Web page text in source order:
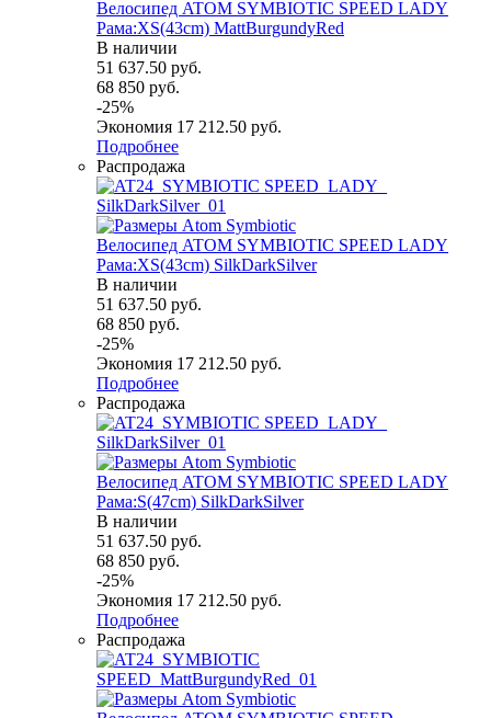
Велосипед ATOM SYMBIOTIC SPEED LADY
Рама:XS(43cm) MattBurgundyRed
В наличии
51 637.50 руб.
68 850 руб.
-25%
Экономия 17 212.50 руб.
Подробнее
Распродажа
Велосипед ATOM SYMBIOTIC SPEED LADY
Рама:XS(43cm) SilkDarkSilver
В наличии
51 637.50 руб.
68 850 руб.
-25%
Экономия 17 212.50 руб.
Подробнее
Распродажа
Велосипед ATOM SYMBIOTIC SPEED LADY
Рама:S(47cm) SilkDarkSilver
В наличии
51 637.50 руб.
68 850 руб.
-25%
Экономия 17 212.50 руб.
Подробнее
Распродажа